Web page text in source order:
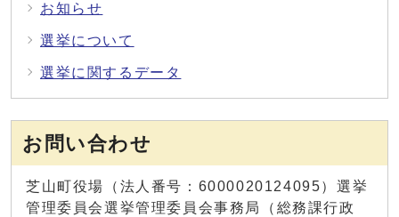
お知らせ
選挙について
選挙に関するデータ
お問い合わせ
芝山町役場（法人番号：6000020124095）選挙
管理委員会選挙管理委員会事務局（総務課行政